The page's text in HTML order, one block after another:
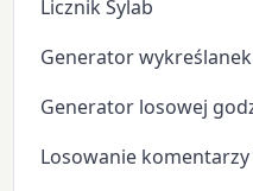
Licznik Sylab
Generator wykreślanek
Generator losowej
Losowanie komentarzy